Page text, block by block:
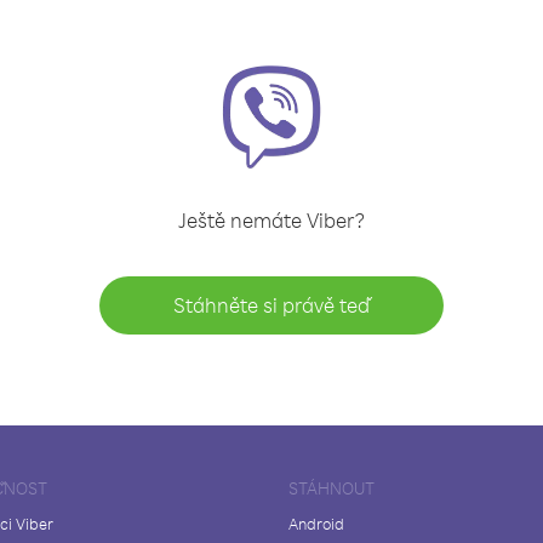
Ještě nemáte Viber?
Stáhněte si právě teď
Viber
STÁHNOUT
Android